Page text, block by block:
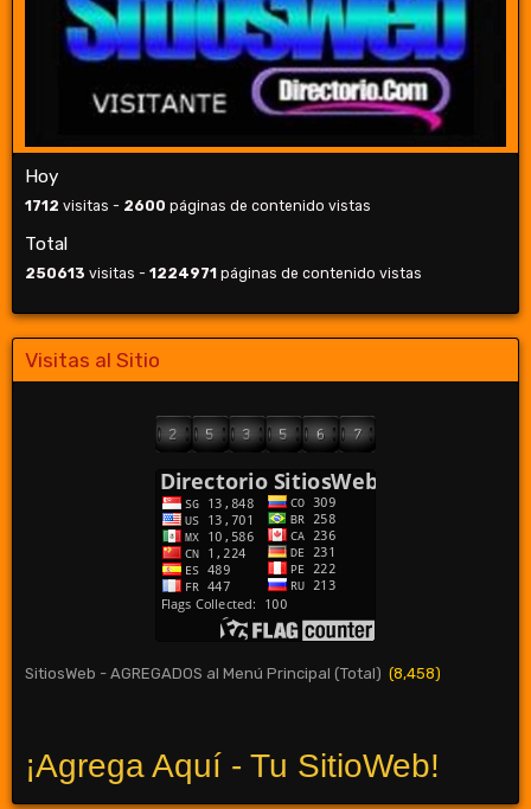
Hoy
1712 visitas - 2600 páginas de contenido vistas
Total
250613 visitas - 1224971 páginas de contenido vistas
Visitas al Sitio
SitiosWeb - AGREGADOS al Menú Principal (Total) (8,458)
¡Agrega Aquí - Tu SitioWeb!